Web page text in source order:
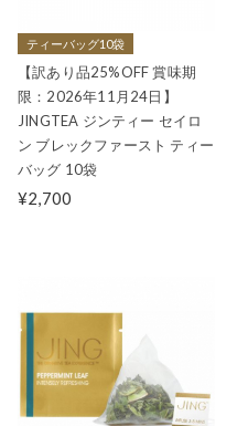
ティーバッグ10袋
【訳あり品25%OFF 賞味期
限：2026年11月24日】
JINGTEA ジンティー セイロ
ン ブレックファースト ティー
バッグ 10袋
¥2,700